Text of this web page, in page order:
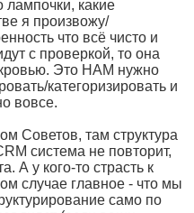
какие
я произвожу/
что всё чисто и
с проверкой, то она
Это НАМ нужно
категоризировать и
вовсе.
Советов, там структура
система не повторит,
А у кого-то страсть к
случае главное - что мы
само по